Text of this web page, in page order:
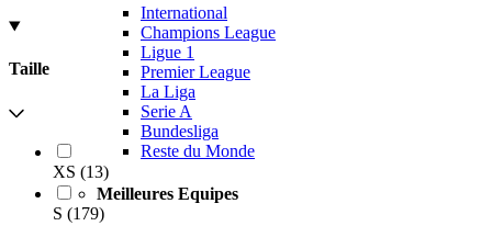
International
Champions League
Ligue 1
Premier League
La Liga
Serie A
Bundesliga
Reste du Monde
Meilleures Equipes
Taille
XS (13)
S (179)